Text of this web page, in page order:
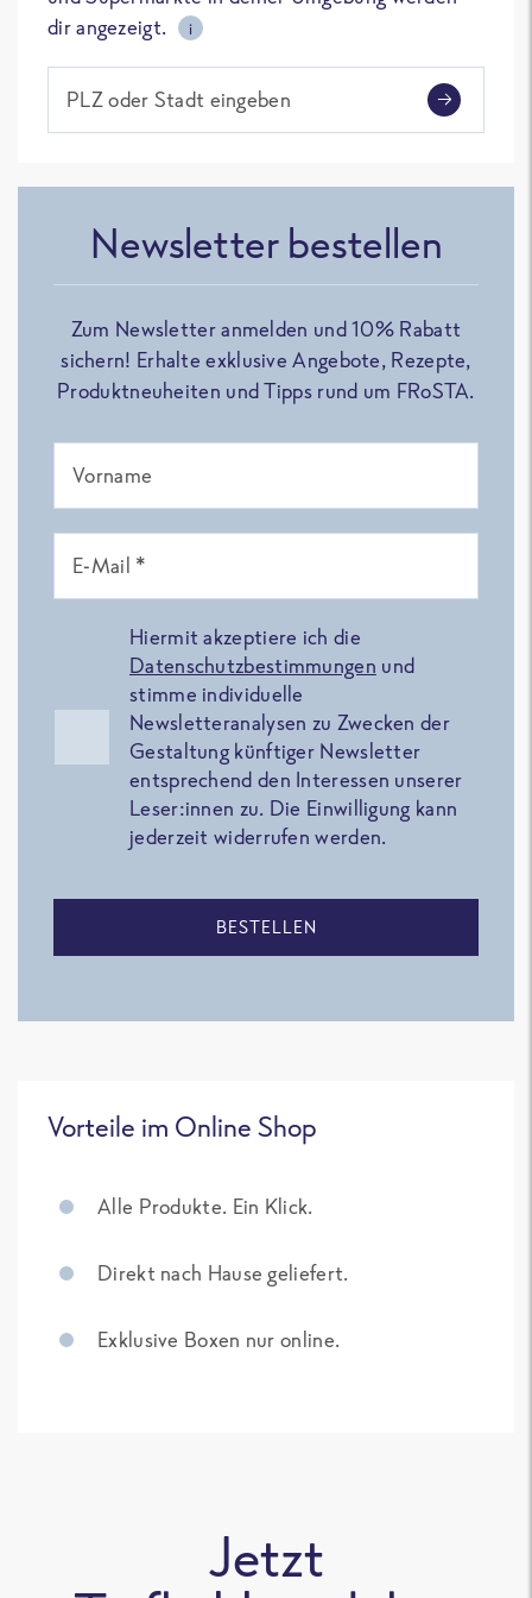
dir angezeigt.
i
PLZ oder Stadt eingeben
Newsletter bestellen
Zum Newsletter anmelden und 10% Rabatt
sichern! Erhalte exklusive Angebote, Rezepte,
Produktneuheiten und Tipps rund um FRoSTA.
Vorname
E-Mail *
Hiermit akzeptiere ich die
Datenschutzbestimmungen und
stimme individuelle
Newsletteranalysen zu Zwecken der
Gestaltung künftiger Newsletter
entsprechend den Interessen unserer
Leser:innen zu. Die Einwilligung kann
jederzeit widerrufen werden.
BESTELLEN
Vorteile im Online Shop
Alle Produkte. Ein Klick.
Direkt nach Hause geliefert.
Exklusive Boxen nur online.
Jetzt